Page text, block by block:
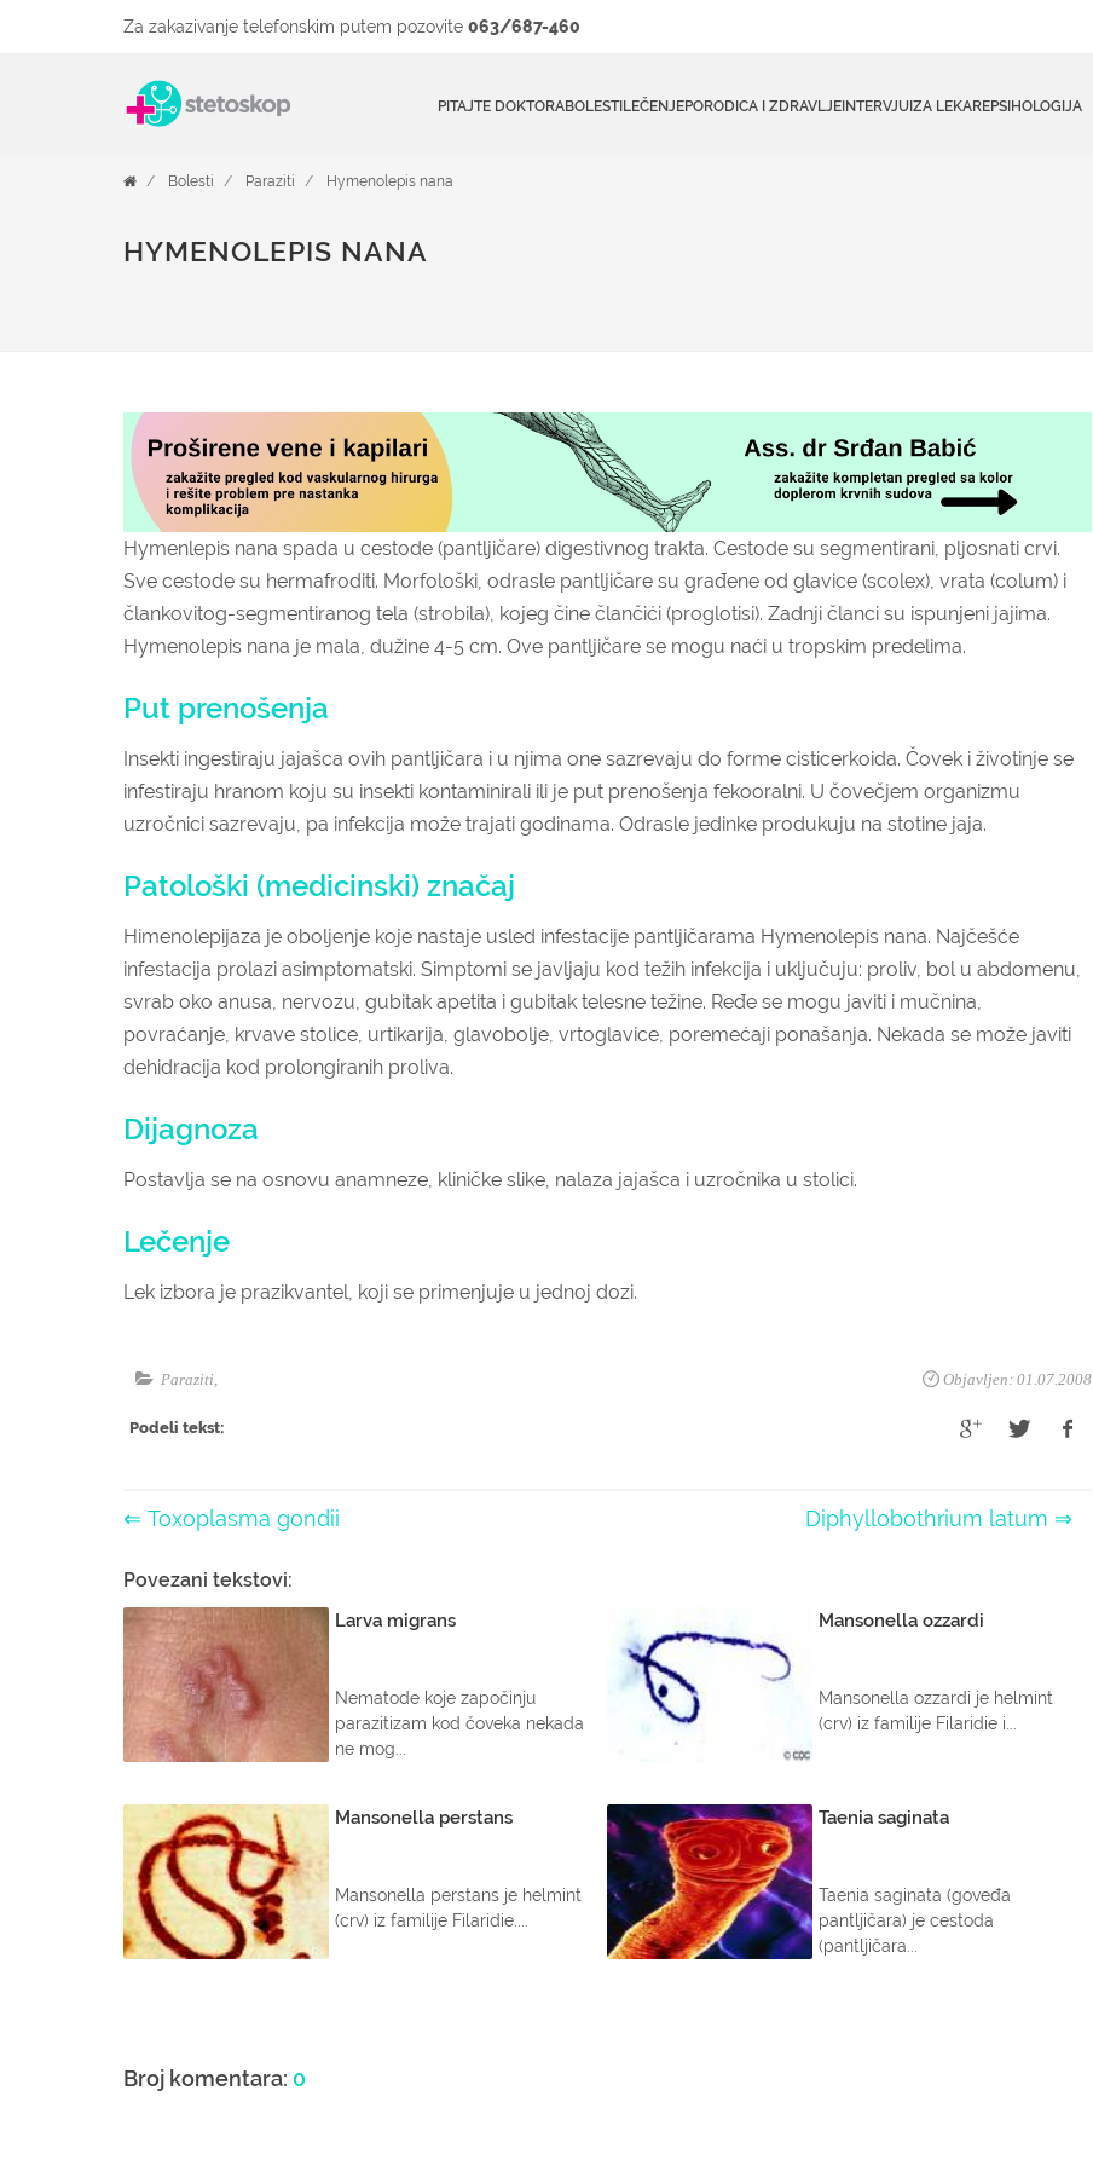
Za zakazivanje telefonskim putem pozovite 063/687-460
PITAJTE DOKTORABOLESTILEČENJEPORODICA I ZDRAVLJEINTERVJUIZA LEKAREPSIHOLOGIJA
Bolesti Paraziti Hymenolepis nana
HYMENOLEPIS NANA
Hymenlepis nana spada u cestode (pantljičare) digestivnog trakta. Cestode su segmentirani, pljosnati crvi.
Sve cestode su hermafroditi. Morfološki, odrasle pantljičare su građene od glavice (scolex), vrata (colum) i
člankovitog-segmentiranog tela (strobila), kojeg čine člančići (proglotisi). Zadnji članci su ispunjeni jajima.
Hymenolepis nana je mala, dužine 4-5 cm. Ove pantljičare se mogu naći u tropskim predelima.
Put prenošenja
Insekti ingestiraju jajašca ovih pantljičara i u njima one sazrevaju do forme cisticerkoida. Čovek i životinje se
infestiraju hranom koju su insekti kontaminirali ili je put prenošenja fekooralni. U čovečjem organizmu
uzročnici sazrevaju, pa infekcija može trajati godinama. Odrasle jedinke produkuju na stotine jaja.
Patološki (medicinski) značaj
Himenolepijaza je oboljenje koje nastaje usled infestacije pantljičarama Hymenolepis nana. Najčešće
infestacija prolazi asimptomatski. Simptomi se javljaju kod težih infekcija i uključuju: proliv, bol u abdomenu,
svrab oko anusa, nervozu, gubitak apetita i gubitak telesne težine. Ređe se mogu javiti i mučnina,
povraćanje, krvave stolice, urtikarija, glavobolje, vrtoglavice, poremećaji ponašanja. Nekada se može javiti
dehidracija kod prolongiranih proliva.
Dijagnoza
Postavlja se na osnovu anamneze, kliničke slike, nalaza jajašca i uzročnika u stolici.
Lečenje
Lek izbora je prazikvantel, koji se primenjuje u jednoj dozi.
Objavljen: 01.07.2008
Paraziti
Podeli tekst:
⇐ Toxoplasma gondii Diphyllobothrium latum ⇒
Povezani tekstovi:
Larva migrans
Nematode koje započinju
parazitizam kod čoveka nekada
ne mog...
Mansonella ozzardi
Mansonella ozzardi je helmint
(crv) iz familije Filaridie i...
Mansonella perstans
Mansonella perstans je helmint
(crv) iz familije Filaridie....
Taenia saginata
Taenia saginata (goveđa
pantljičara) je cestoda
(pantljičara...
Broj komentara: 0